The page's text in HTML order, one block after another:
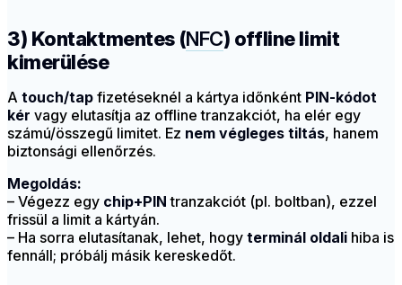
3) Kontaktmentes (NFC) offline limit
kimerülése
A touch/tap fizetéseknél a kártya időnként PIN-kódot
kér vagy elutasítja az offline tranzakciót, ha elér egy
számú/összegű limitet. Ez nem végleges tiltás, hanem
biztonsági ellenőrzés.
Megoldás:
– Végezz egy chip+PIN tranzakciót (pl. boltban), ezzel
frissül a limit a kártyán.
– Ha sorra elutasítanak, lehet, hogy terminál oldali hiba is
fennáll; próbálj másik kereskedőt.